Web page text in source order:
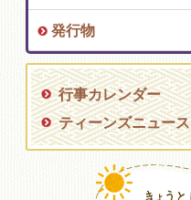
発行物
行事カレンダー
ティーンズニュース